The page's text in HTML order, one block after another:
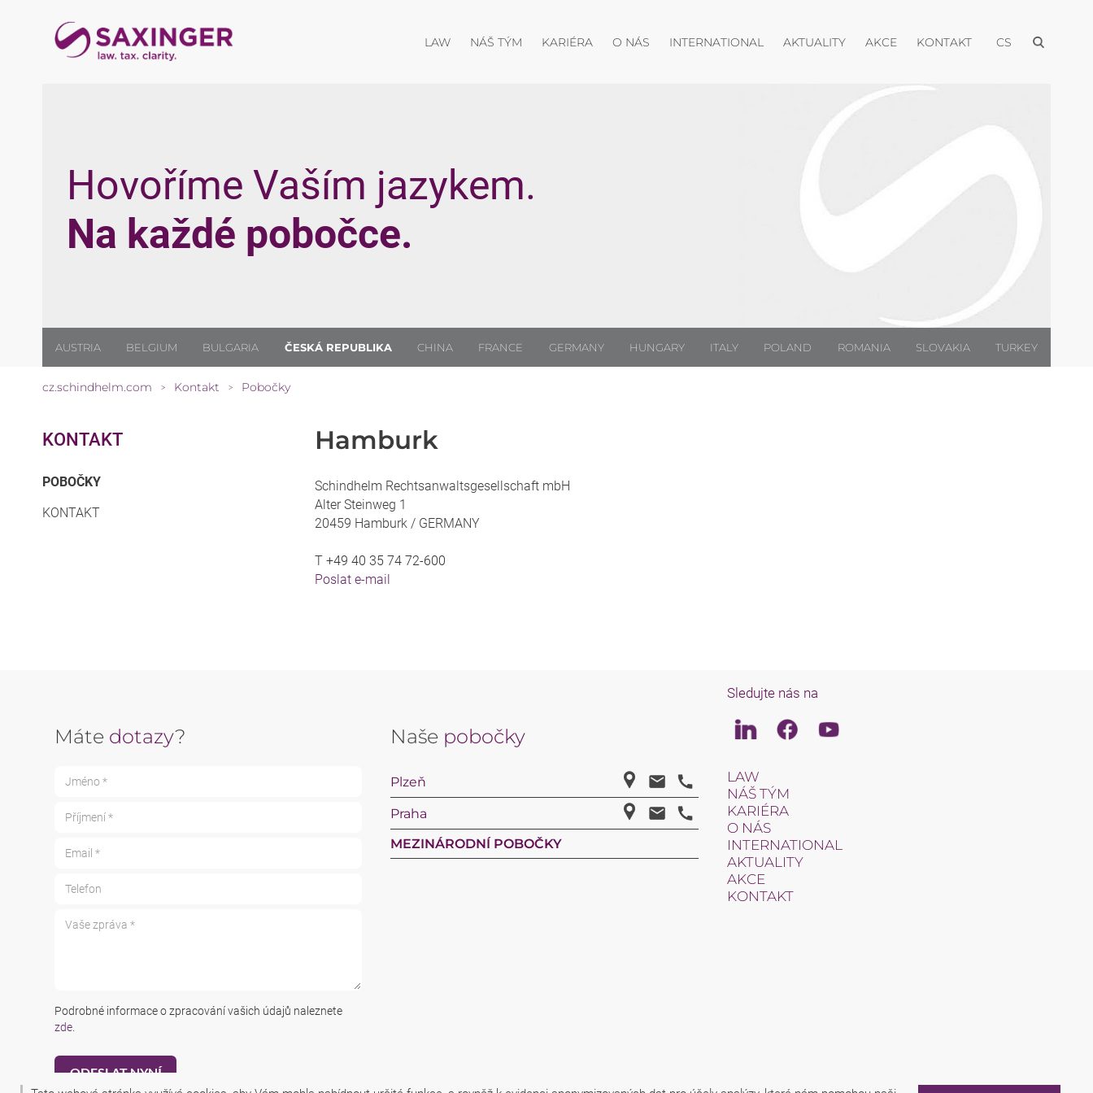
LAWOtevřít menu
NÁŠ TÝM KARIÉRAOtevřít menu
O NÁS Otevřít menu
INTERNATIONAL Otevřít menu
AKTUALITYOtevřít menu
AKCEOtevřít menu
KONTAKTOtevřít menu
CS Otevřít menu
Hovoříme Vaším jazykem.
Na každé pobočce.
AUSTRIA BELGIUM BULGARIA ČESKÁ REPUBLIKA CHINA FRANCE GERMANY HUNGARY ITALY POLAND ROMANIA SLOVAKIA TURKEY
cz.schindhelm.com > Kontakt > Pobočky
KONTAKT
POBOČKY(CURRENT)
KONTAKT
Hamburk
Schindhelm Rechtsanwaltsgesellschaft mbH
Alter Steinweg 1
20459 Hamburk / GERMANY
T +49 40 35 74 72-600
Poslat e-mail
Máte dotazy?
Jméno *
Příjmení *
Email *
Telefon
Vaše zpráva *
Podrobné informace o zpracování vašich údajů naleznete
zde.
Naše pobočky
Plzeň
Praha
MEZINÁRODNÍ POBOČKY
Sledujte nás na
LinkedinFacebookYoutube
LAW
NÁŠ TÝM
KARIÉRA
O NÁS
INTERNATIONAL
AKTUALITY
AKCE
KONTAKT